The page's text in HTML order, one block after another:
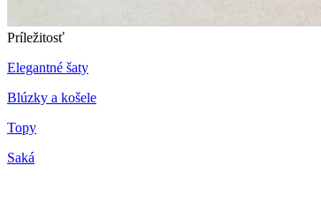
Príležitosť
Elegantné šaty
Blúzky a košele
Topy
Saká